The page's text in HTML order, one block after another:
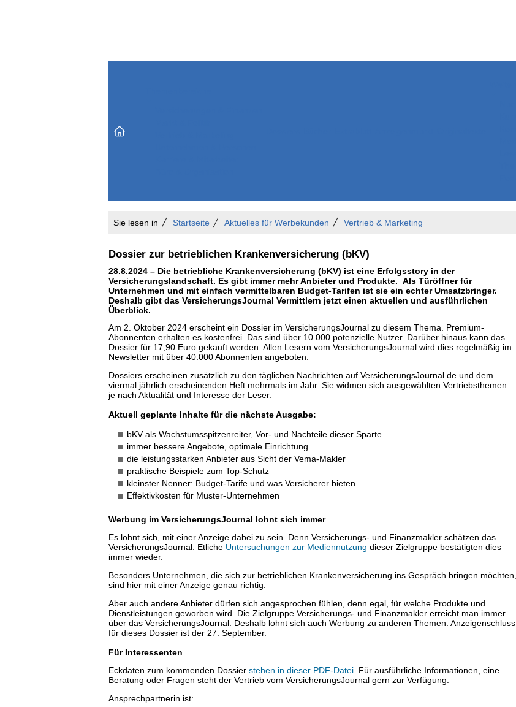
Sie lesen in Startseite Aktuelles für Werbekunden Vertrieb & Marketing
Dossier zur betrieblichen Krankenversicherung (bKV)
28.8.2024 – Die betriebliche Krankenversicherung (bKV) ist eine Erfolgsstory in der
Versicherungslandschaft. Es gibt immer mehr Anbieter und Produkte. Als Türöffner für
Unternehmen und mit einfach vermittelbaren Budget-Tarifen ist sie ein echter Umsatzbringer.
Deshalb gibt das VersicherungsJournal Vermittlern jetzt einen aktuellen und ausführlichen
Überblick.
Am 2. Oktober 2024 erscheint ein Dossier im VersicherungsJournal zu diesem Thema. Premium-
Abonnenten erhalten es kostenfrei. Das sind über 10.000 potenzielle Nutzer. Darüber hinaus kann das
Dossier für 17,90 Euro gekauft werden. Allen Lesern vom VersicherungsJournal wird dies regelmäßig im
Newsletter mit über 40.000 Abonnenten angeboten.
Dossiers erscheinen zusätzlich zu den täglichen Nachrichten auf VersicherungsJournal.de und dem
viermal jährlich erscheinenden Heft mehrmals im Jahr. Sie widmen sich ausgewählten Vertriebsthemen –
je nach Aktualität und Interesse der Leser.
Aktuell geplante Inhalte für die nächste Ausgabe:
bKV als Wachstumsspitzenreiter, Vor- und Nachteile dieser Sparte
immer bessere Angebote, optimale Einrichtung
die leistungsstarken Anbieter aus Sicht der Vema-Makler
praktische Beispiele zum Top-Schutz
kleinster Nenner: Budget-Tarife und was Versicherer bieten
Effektivkosten für Muster-Unternehmen
Werbung im VersicherungsJournal lohnt sich immer
Es lohnt sich, mit einer Anzeige dabei zu sein. Denn Versicherungs- und Finanzmakler schätzen das
VersicherungsJournal. Etliche Untersuchungen zur Mediennutzung dieser Zielgruppe bestätigten dies
immer wieder.
Besonders Unternehmen, die sich zur betrieblichen Krankenversicherung ins Gespräch bringen möchten,
sind hier mit einer Anzeige genau richtig.
Aber auch andere Anbieter dürfen sich angesprochen fühlen, denn egal, für welche Produkte und
Dienstleistungen geworben wird. Die Zielgruppe Versicherungs- und Finanzmakler erreicht man immer
über das VersicherungsJournal. Deshalb lohnt sich auch Werbung zu anderen Themen. Anzeigenschluss
für dieses Dossier ist der 27. September.
Für Interessenten
Eckdaten zum kommenden Dossier stehen in dieser PDF-Datei. Für ausführliche Informationen, eine
Beratung oder Fragen steht der Vertrieb vom VersicherungsJournal gern zur Verfügung.
Ansprechpartnerin ist: